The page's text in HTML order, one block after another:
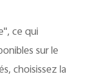
ce qui
sur le
choisissez la